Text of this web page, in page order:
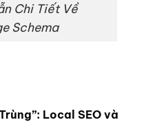
Chi Tiết Về
Schema
Local SEO và